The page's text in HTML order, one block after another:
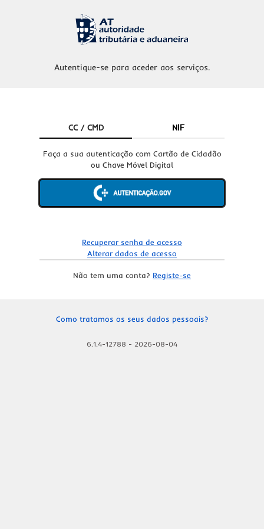
Autentique-se para aceder aos serviços.
CC / CMD NIF
Faça a sua autenticação com Cartão de Cidadão
ou Chave Móvel Digital
Recuperar senha de acesso
Alterar dados de acesso
Não tem uma conta? Registe-se
Como tratamos os seus dados pessoais?
6.1.4-12788 - 2026-08-04